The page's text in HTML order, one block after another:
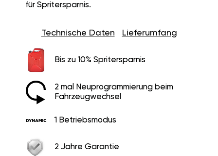
für Spritersparnis.
Technische Daten Lieferumfang
Bis zu 10% Spritersparnis
2 mal Neuprogrammierung beim
Fahrzeugwechsel
1 Betriebsmodus
2 Jahre Garantie